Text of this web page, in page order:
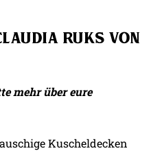
Ruks von
mehr über eure
Kuscheldecken